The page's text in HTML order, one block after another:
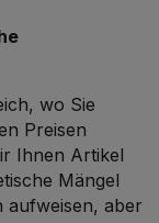
wo Sie
Preisen
Ihnen Artikel
Mängel
aufweisen, aber